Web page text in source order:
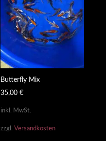
Butterfly Mix
35,00€
inkl. MwSt.
zzgl.Versandkosten